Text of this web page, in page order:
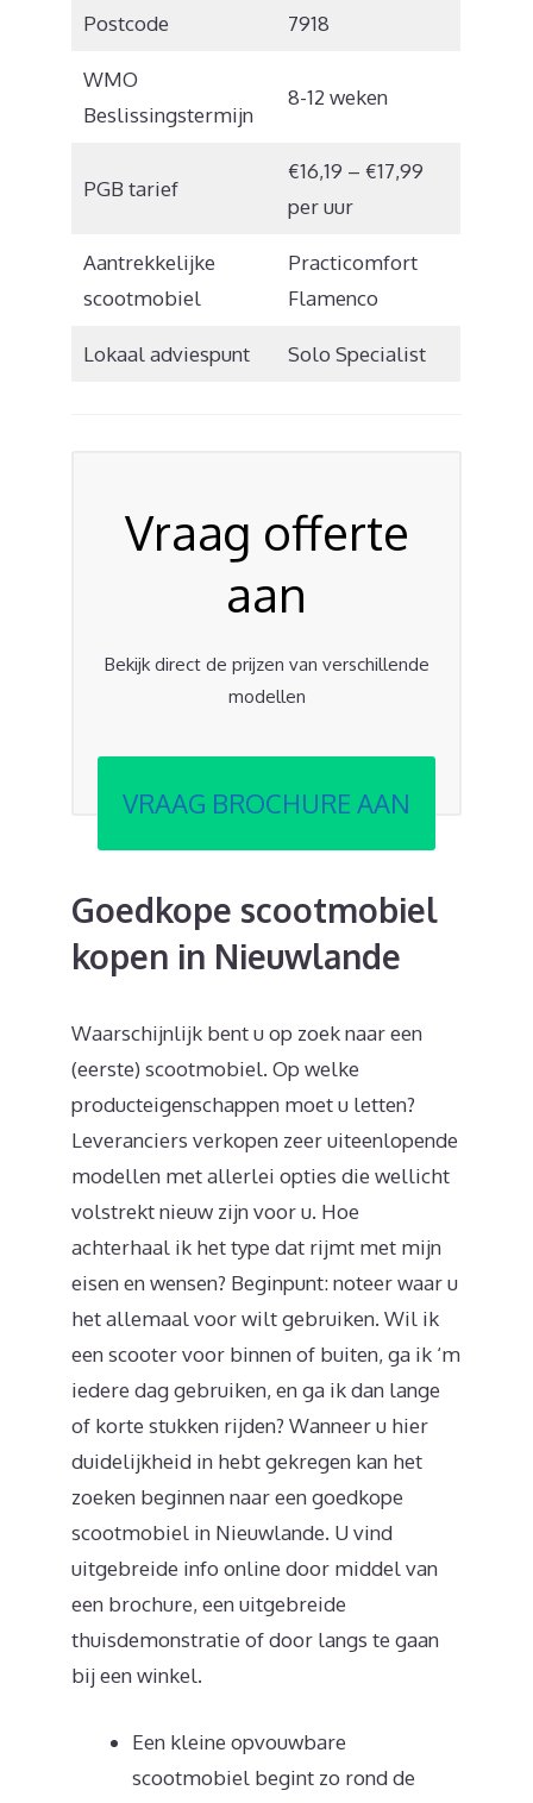
Postcode 7918
WMO
Beslissingstermijn
8-12 weken
PGB tarief
€16,19 – €17,99
per uur
Aantrekkelijke
scootmobiel
Practicomfort
Flamenco
Lokaal adviespunt Solo Specialist
Vraag offerte
aan
Bekijk direct de prijzen van verschillende
modellen
VRAAG BROCHURE AAN
Goedkope scootmobiel
kopen in Nieuwlande
Waarschijnlijk bent u op zoek naar een
(eerste) scootmobiel. Op welke
producteigenschappen moet u letten?
Leveranciers verkopen zeer uiteenlopende
modellen met allerlei opties die wellicht
volstrekt nieuw zijn voor u. Hoe
achterhaal ik het type dat rijmt met mijn
eisen en wensen? Beginpunt: noteer waar u
het allemaal voor wilt gebruiken. Wil ik
een scooter voor binnen of buiten, ga ik ‘m
iedere dag gebruiken, en ga ik dan lange
of korte stukken rijden? Wanneer u hier
duidelijkheid in hebt gekregen kan het
zoeken beginnen naar een goedkope
scootmobiel in Nieuwlande. U vind
uitgebreide info online door middel van
een brochure, een uitgebreide
thuisdemonstratie of door langs te gaan
bij een winkel.
Een kleine opvouwbare
scootmobiel begint zo rond de